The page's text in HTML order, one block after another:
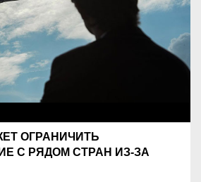
ОГРАНИЧИТЬ
С РЯДОМ СТРАН ИЗ-ЗА